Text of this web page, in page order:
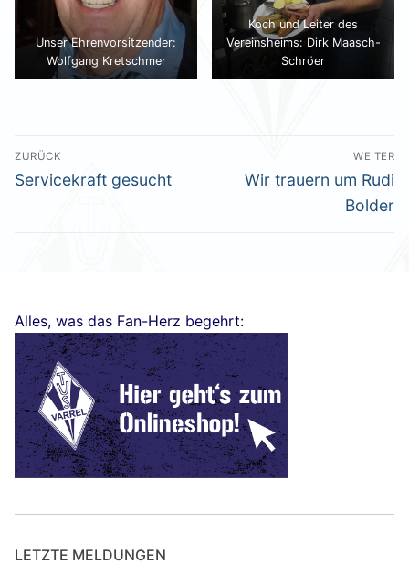
Unser Ehrenvorsitzender:
Wolfgang Kretschmer
Koch und Leiter des
Vereinsheims: Dirk Maasch-
Schröer
Beitragsnavigation
ZURÜCK
Vorheriger
Servicekraft gesucht
WEITER
Nächster
Wir trauern um Rudi
Bolder
Alles, was das Fan-Herz begehrt:
LETZTE MELDUNGEN